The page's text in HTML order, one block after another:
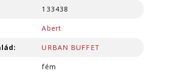
133438
Abert
URBAN BUFFET
fém